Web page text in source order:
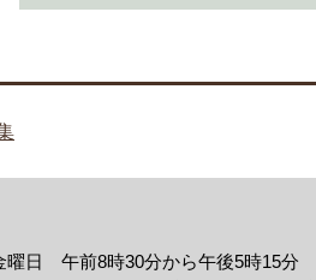
曜日 午前8時30分から午後5時15分